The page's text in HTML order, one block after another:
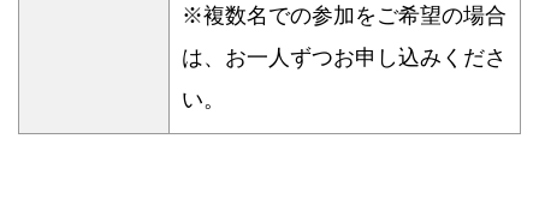
※複数名での参加をご希望の場合
は、お一人ずつお申し込みくださ
い。